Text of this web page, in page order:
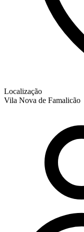
Localização
Vila Nova de Famalicão